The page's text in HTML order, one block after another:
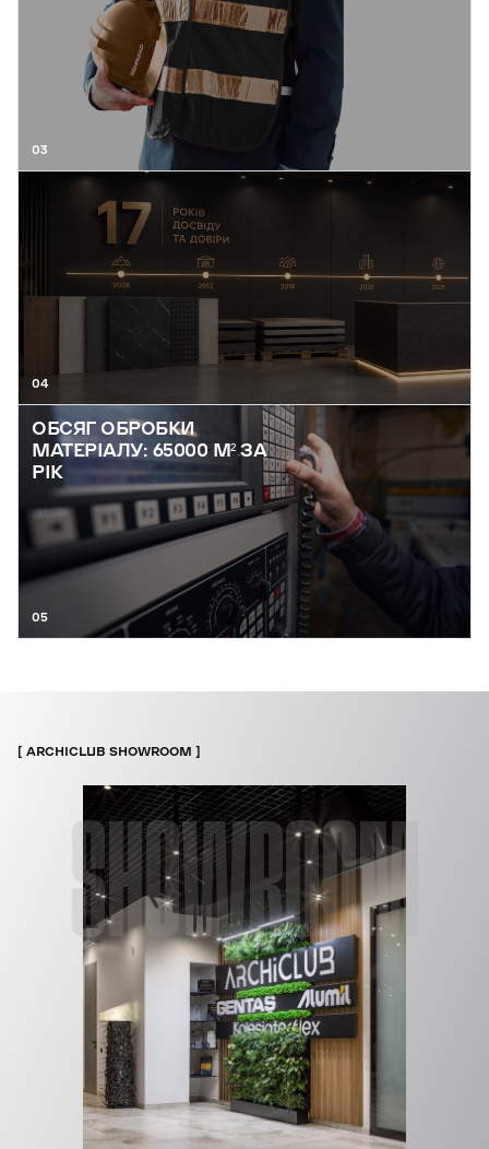
03
04
ОБСЯГ ОБРОБКИ
МАТЕРІАЛУ: 65000 М² ЗА
РІК
05
SHOWROOM
ARCHICLUB SHOWROOM